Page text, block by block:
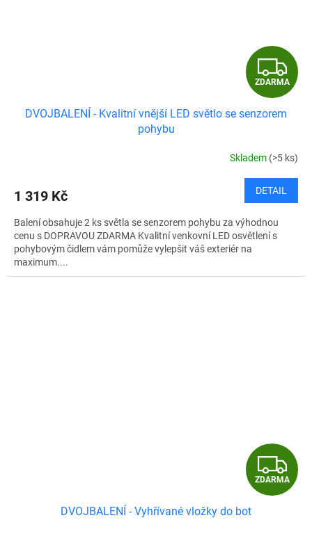
Z
D
A
R
M
A
ZDARMA
DVOJBALENÍ - Kvalitní vnější LED světlo se senzorem
pohybu
Skladem (>5 ks)
1 319 Kč DETAIL
Balení obsahuje 2 ks světla se senzorem pohybu za výhodnou
cenu s DOPRAVOU ZDARMA Kvalitní venkovní LED osvětlení s
pohybovým čidlem vám pomůže vylepšit váš exteriér na
maximum....
Z
D
ZDARMA
DVOJBALENÍ - Vyhřívané vložky do bot